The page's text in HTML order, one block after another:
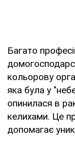
Багато
кольорову
яка була у
опинилася в
келихами. Це
допомагає